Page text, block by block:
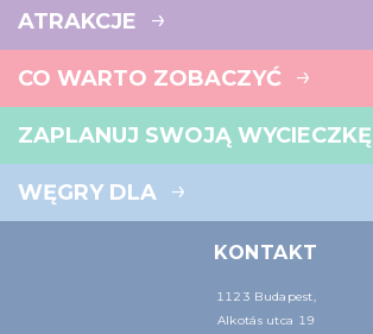
ATRAKCJE
CO WARTO ZOBACZYĆ
ZAPLANUJ SWOJĄ WYCIECZKĘ
WĘGRY DLA
KONTAKT
1123 Budapest,
Alkotás utca 19